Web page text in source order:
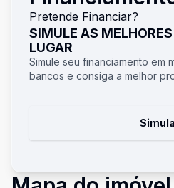
Pretende Financiar?
SIMULE AS
LUGAR
Simule seu financiamento em
bancos e consiga a melhor